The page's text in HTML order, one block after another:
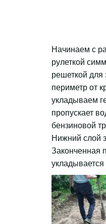
Начинаем с
рулеткой
решеткой для
периметр от
укладываем
пропускает
бензиновой
Нижний слой
Законченная
укладывается